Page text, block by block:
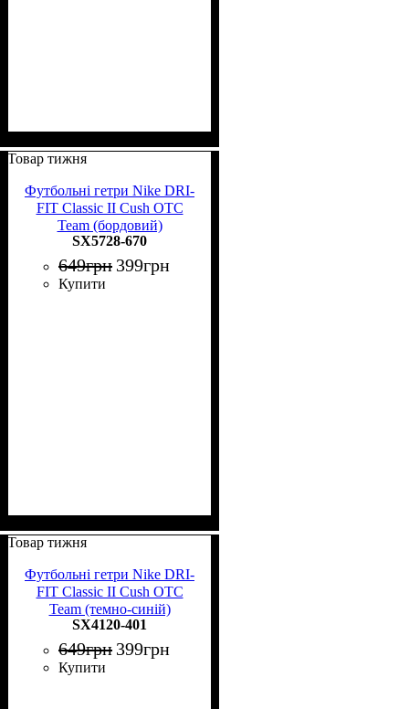
Товар тижня
Футбольні гетри Nike DRI-
FIT Classic II Cush OTC
Team (бордовий)
SX5728-670
649грн 399грн
Купити
Товар тижня
Футбольні гетри Nike DRI-
FIT Classic II Cush OTC
Team (темно-синій)
SX4120-401
649грн 399грн
Купити